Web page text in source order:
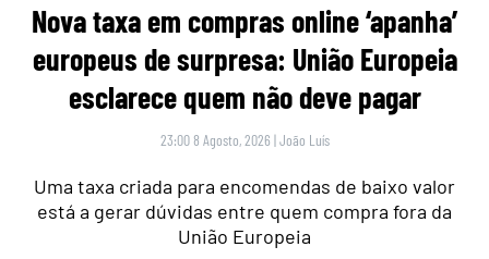
Nova taxa em compras online ‘apanha’
europeus de surpresa: União Europeia
esclarece quem não deve pagar
23:00 8 Agosto, 2026 |João Luís
Uma taxa criada para encomendas de baixo valor
está a gerar dúvidas entre quem compra fora da
União Europeia